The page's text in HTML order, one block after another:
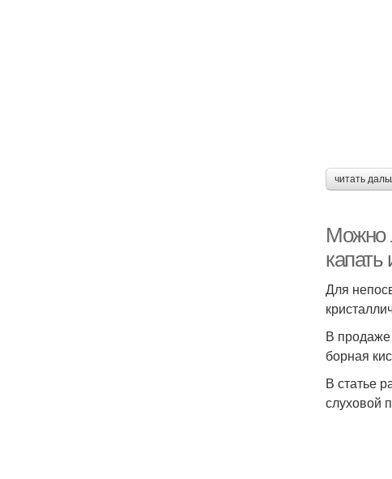
читать
Можно
капать
Для
В продаже
борная
В статье
слуховой